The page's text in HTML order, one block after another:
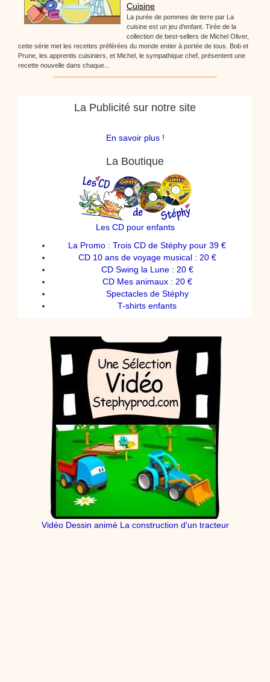
Cuisine
La purée de pommes de terre par La
cuisine est un jeu d'enfant. Tirée de la
collection de best-sellers de Michel Oliver,
cette série met les recettes préférées du monde entier à portée de tous. Bob et
Prune, les apprentis cuisiniers, et Michel, le sympathique chef, présentent une
recette nouvelle dans chaque...
La Publicité sur notre site
En savoir plus !
La Boutique
Les CD pour enfants
La Promo : Trois CD de Stéphy pour 39 €
CD 10 ans de voyage musical : 20 €
CD Swing la Lune : 20 €
CD Mes animaux : 20 €
Spectacles de Stéphy
T-shirts enfants
Vidéo Dessin animé La construction d'un tracteur